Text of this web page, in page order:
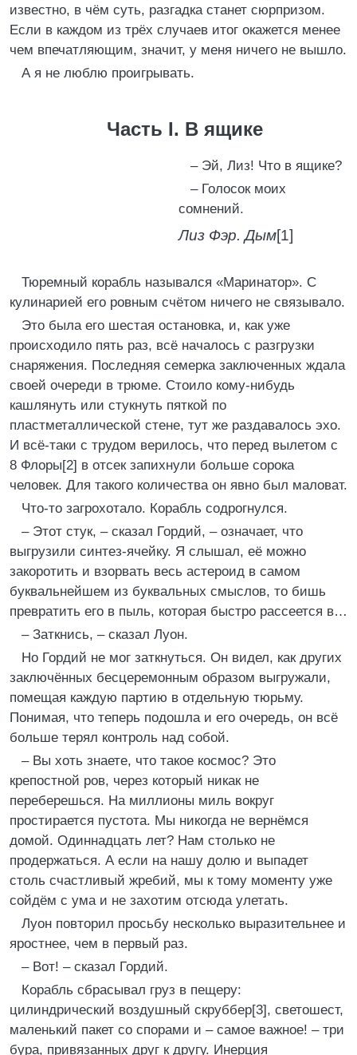
известно, в чём суть, разгадка станет сюрпризом.
Если в каждом из трёх случаев итог окажется менее
чем впечатляющим, значит, у меня ничего не вышло.
А я не люблю проигрывать.
Часть I. В ящике
– Эй, Лиз! Что в ящике?
– Голосок моих
сомнений.
Лиз Фэр. Дым[1]
Тюремный корабль назывался «Маринатор». С
кулинарией его ровным счётом ничего не связывало.
Это была его шестая остановка, и, как уже
происходило пять раз, всё началось с разгрузки
снаряжения. Последняя семерка заключенных ждала
своей очереди в трюме. Стоило кому-нибудь
кашлянуть или стукнуть пяткой по
пластметаллической стене, тут же раздавалось эхо.
И всё-таки с трудом верилось, что перед вылетом с
8 Флоры[2] в отсек запихнули больше сорока
человек. Для такого количества он явно был маловат.
Что-то загрохотало. Корабль содрогнулся.
– Этот стук, – сказал Гордий, – означает, что
выгрузили синтез-ячейку. Я слышал, её можно
закоротить и взорвать весь астероид в самом
буквальнейшем из буквальных смыслов, то бишь
превратить его в пыль, которая быстро рассеется в…
– Заткнись, – сказал Луон.
Но Гордий не мог заткнуться. Он видел, как других
заключённых бесцеремонным образом выгружали,
помещая каждую партию в отдельную тюрьму.
Понимая, что теперь подошла и его очередь, он всё
больше терял контроль над собой.
– Вы хоть знаете, что такое космос? Это
крепостной ров, через который никак не
переберешься. На миллионы миль вокруг
простирается пустота. Мы никогда не вернёмся
домой. Одиннадцать лет? Нам столько не
продержаться. А если на нашу долю и выпадет
столь счастливый жребий, мы к тому моменту уже
сойдём с ума и не захотим отсюда улетать.
Луон повторил просьбу несколько выразительнее и
яростнее, чем в первый раз.
– Вот! – сказал Гордий.
Корабль сбрасывал груз в пещеру:
цилиндрический воздушный скруббер[3], светошест,
маленький пакет со спорами и – самое важное! – три
бура, привязанных друг к другу. Инерция